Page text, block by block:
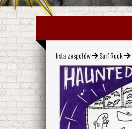
lista zespołów Surf Rock